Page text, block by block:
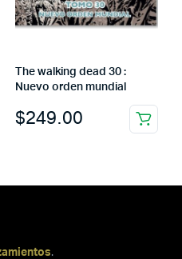
The walking dead 30 :
Nuevo orden mundial
$249.00
.